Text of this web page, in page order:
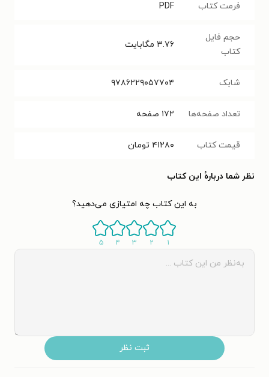
فرمت کتاب PDF
حجم فایل
کتاب
۳.۷۶ مگابایت
شابک ۹۷۸۶۲۲۹۰۵۷۷۰۴
تعداد صفحه‌ها ۱۷۲ صفحه
قیمت کتاب ۴۱۲۸۰ تومان
نظر شما دربارهٔ این کتاب
به این کتاب چه امتیازی می‌دهید؟
۱ ۲ ۳ ۴ ۵
ثبت نظر